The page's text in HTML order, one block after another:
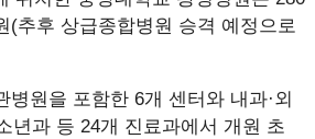
(추후 상급종합병원 승격 예정으로
병원을 포함한 6개 센터와 내과·외
년과 등 24개 진료과에서 개원 초